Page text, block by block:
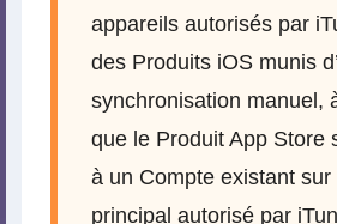
appareils autorisés par
des Produits iOS munis
synchronisation manuel,
que le Produit App Store
à un Compte existant sur
principal autorisé par